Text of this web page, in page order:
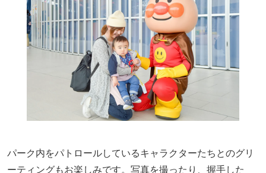
パーク内をパトロールしているキャラクターたちとのグリ
ーティングもお楽しみです。写真を撮ったり、握手した